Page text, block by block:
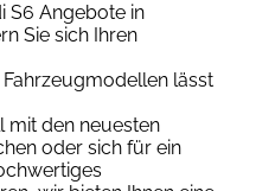
S6 Angebote in
Sie sich Ihren
lässt
mit den neuesten
oder sich für ein